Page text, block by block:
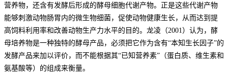
营养物，还含有发酵后形成的酵母细胞代谢产物。正是这些代谢产物
能够刺激动物肠胃内的微生物细菌，促使动物健康生长，从而达到提
高饲料利用率和改善动物生产力水平的目的。龙凌（2001）认为，酵
母培养物是一种独特的酵母产品，必须把它作为含有“本知生长因子”的
发酵产品来加以评价，而不能根据其“已知营养素”（蛋白质、维生素和
氨基酸等）的组成来衡量。